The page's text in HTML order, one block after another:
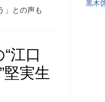
」との声も
江口
実生
黒木